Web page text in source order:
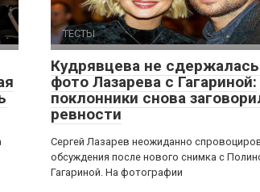
ТЕСТЫ
Кудрявцева не
фото Лазарева с Гагариной:
поклонники снова
ревности
Сергей Лазарев неожиданно
обсуждения после нового снимка с
Гагариной. На фотографии